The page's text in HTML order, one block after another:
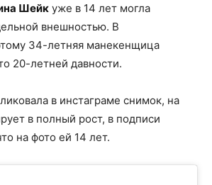
Шейк уже в 14 лет могла
внешностью. В
34-летняя манекенщица
20-летней давности.
в инстаграме снимок, на
в полный рост, в подписи
на фото ей 14 лет.